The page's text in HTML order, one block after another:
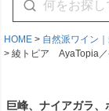
HOME
自然派ワイン
綾トピア AyaTopia／
巨峰、ナイアガラ